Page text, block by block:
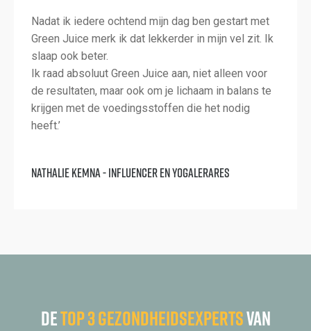
Nadat ik iedere ochtend mijn dag ben gestart met
Green Juice merk ik dat lekkerder in mijn vel zit. Ik
slaap ook beter.
Ik raad absoluut Green Juice aan, niet alleen voor
de resultaten, maar ook om je lichaam in balans te
krijgen met de voedingsstoffen die het nodig
heeft.’
Nathalie Kemna - Influencer en yogalerares
Detop 3 gezondheidsexpertsvan